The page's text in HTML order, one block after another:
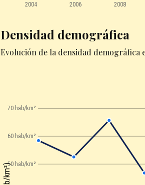
2004 2006 2008
Densidad demográfica
Evolución de la densidad demográfica
50 hab/km²
60 hab/km²
70 hab/km²